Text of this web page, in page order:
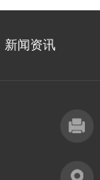
新闻资讯